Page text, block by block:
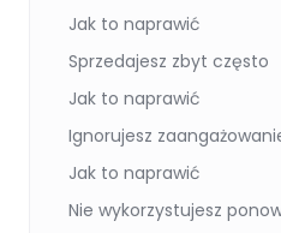
Jak to naprawić
Sprzedajesz zbyt często
Jak to naprawić
Ignorujesz
Jak to naprawić
Nie wykorzystujesz